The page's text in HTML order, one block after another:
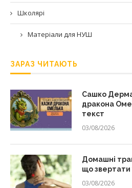
Школярі
Матеріали для НУШ
ЗАРАЗ ЧИТАЮТЬ
Сашко
дракона
текст
03/08/2026
Домашні
що звертати
03/08/2026